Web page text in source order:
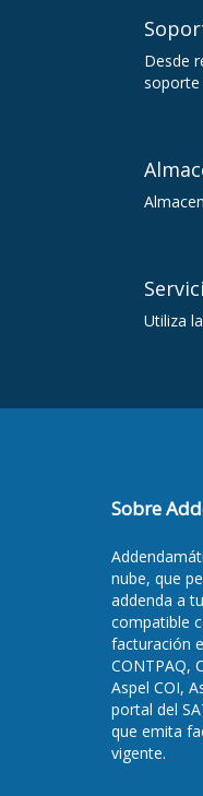
Desde
soporte
Utiliza
Sobre
nube, que
addenda a
compatible
facturación
CONTPAQ,
Aspel COI,
portal del
que emita
vigente.